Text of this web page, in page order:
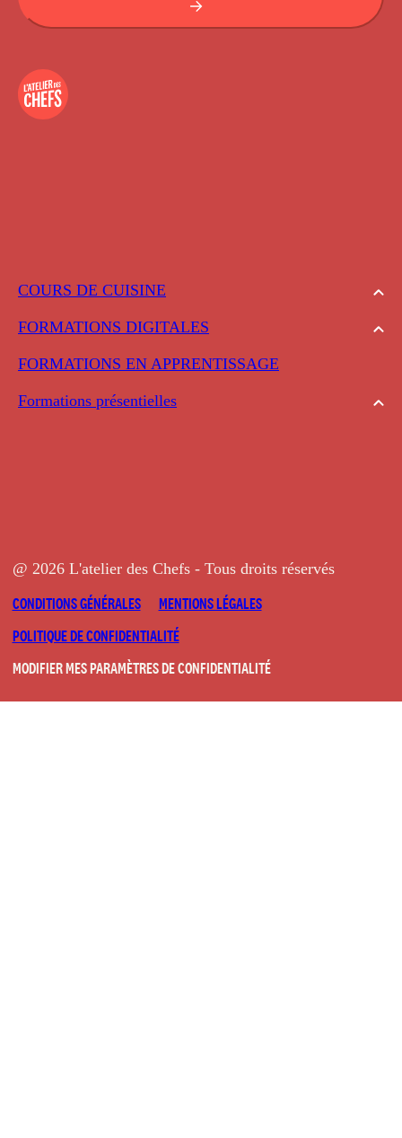
COURS DE CUISINE
FORMATIONS DIGITALES
FORMATIONS EN APPRENTISSAGE
Formations présentielles
@ 2026 L'atelier des Chefs - Tous droits réservés
CONDITIONS GÉNÉRALES
MENTIONS LÉGALES
POLITIQUE DE CONFIDENTIALITÉ
MODIFIER MES PARAMÈTRES DE CONFIDENTIALITÉ